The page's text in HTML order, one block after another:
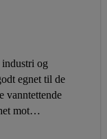
og
egnet til de
vanntettende
mot